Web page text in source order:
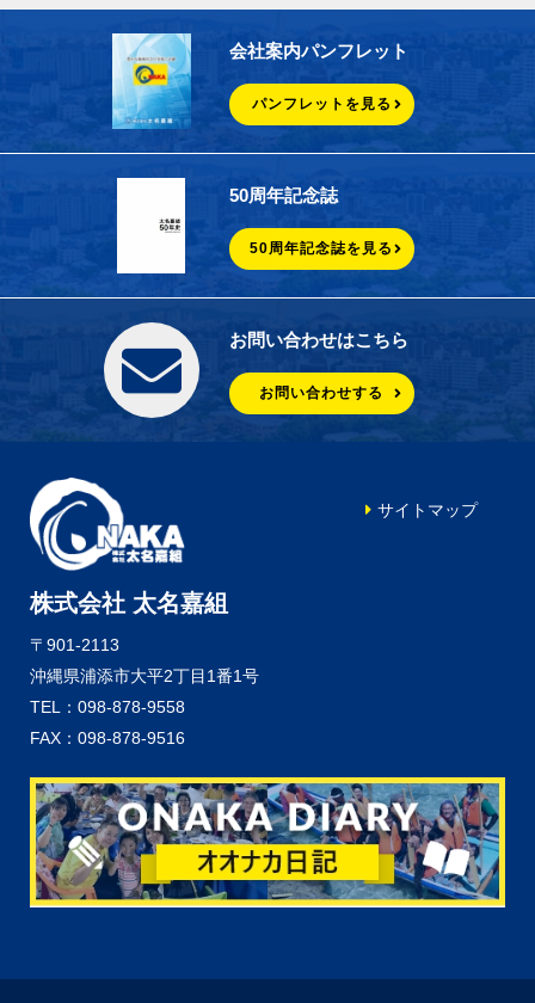
会社案内パンフレット
パンフレットを見る
50周年記念誌
50周年記念誌を見る
お問い合わせはこちら
お問い合わせする
株式会社 太名嘉組
〒901-2113
沖縄県浦添市大平2丁目1番1号
TEL：098-878-9558
FAX：098-878-9516
サイトマップ